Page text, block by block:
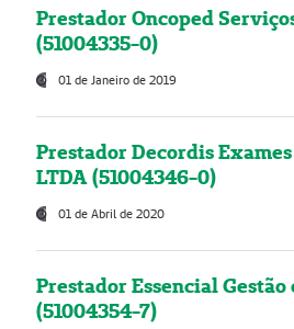
Prestador Oncoped
(51004335-0)
01 de Janeiro de 2019
Prestador Decordis
LTDA (51004346-0)
01 de Abril de 2020
Prestador Essencial Gestão
(51004354-7)